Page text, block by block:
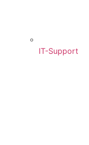
IT-Support